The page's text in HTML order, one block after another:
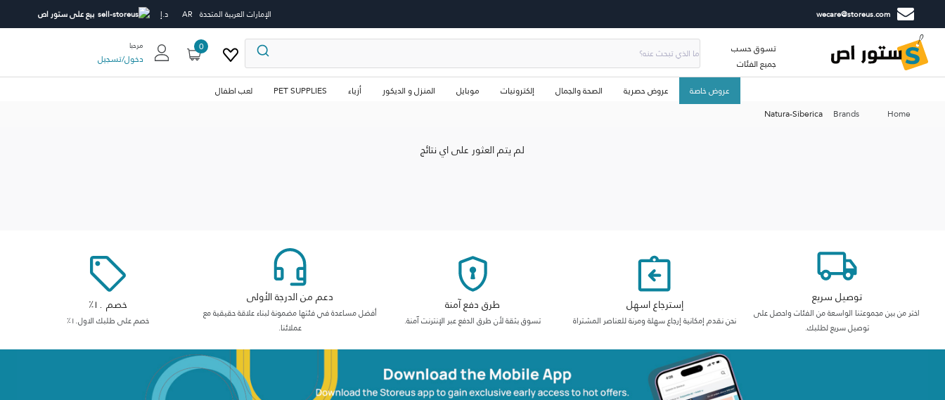
wecare@storeus.com الإمارات العربية المتحدة AR د.إ بيع على ستور اص
تسوق حسب
جميع الفئات
0 مرحبا
دخول/تسجيل
عروض خاصة عروض حصرية الصحة والجمال إلكترونيات موبايل المنزل و الديكور أزياء PET SUPPLIES
لعب اطفال
Home
Brands
Natura-Siberica
لم يتم العثور على اي نتائج
توصيل سريع
اختر من بين مجموعتنا الواسعة من الفئات واحصل على
توصيل سريع لطلبك.
إسترجاع اسهل
نحن نقدم إمكانية إرجاع سهلة ومرنة للعناصر المشتراة
طرق دفع آمنة
تسوق بثقة لأن طرق الدفع عبر الإنترنت آمنة.
دعم من الدرجة الأولى
أفضل مساعدة في فئتها مضمونة لبناء علاقة حقيقية مع
عملائنا.
خصم ١٠٪
خصم على طلبك الاول١٠٪